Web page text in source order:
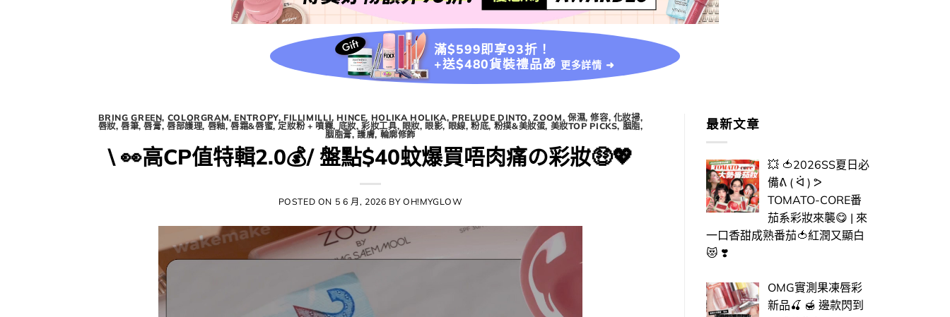
滿$599即享93折！
+送$480貨裝禮品🎁 更多詳情 ➜
BRING GREEN, COLORGRAM, ENTROPY, FILLIMILLI, HINCE, HOLIKA HOLIKA, PRELUDE DINTO,ZOOM, 保濕,修容, 化妝掃,
唇妝, 唇筆,唇膏, 唇部護理, 唇釉,唇霜&唇蜜, 定妝粉 + 噴霧, 底妝,彩妝工具, 眼妝, 眼影, 眼線,粉底, 粉撲&美妝蛋, 美妝TOP PICKS, 胭脂,
胭脂膏,護膚, 輪廓修飾
\ 👀​高CP值特輯2.0💰/ 盤點$40蚊爆買唔肉痛の彩妝🤑💖​​​
POSTED ON 5 6 月, 2026 BY OH!MYGLOW
最新文章
💥 🍅2026SS夏日必
備ᕕ ( ᐛ ) ᕗ
TOMATO-CORE番
茄系彩妝來襲😋 | 來
一口香甜成熟番茄🍅紅潤又顯白
😻 ❣️
OMG實測果凍唇彩
新品🍒 🍯 邊款閃到